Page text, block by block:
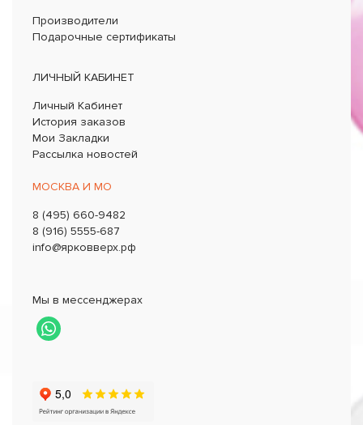
Производители
Подарочные сертификаты
ЛИЧНЫЙ КАБИНЕТ
Личный Кабинет
История заказов
Мои Закладки
Рассылка новостей
МОСКВА И МО
8 (495) 660-9482
8 (916) 5555-687
info@ярковверх.рф
Мы в мессенджерах